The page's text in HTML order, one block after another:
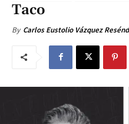
Taco
By Carlos Eustolio Vázquez